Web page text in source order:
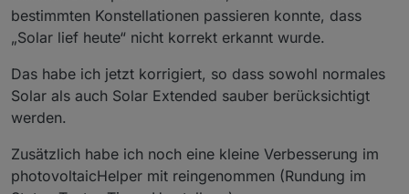
bestimmten Konstellationen passieren konnte, dass
„Solar lief heute“ nicht korrekt erkannt wurde.
Das habe ich jetzt korrigiert, so dass sowohl normales
Solar als auch Solar Extended sauber berücksichtigt
werden.
Zusätzlich habe ich noch eine kleine Verbesserung im
photovoltaicHelper mit reingenommen (Rundung im